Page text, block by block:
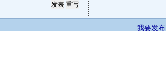
我要发布